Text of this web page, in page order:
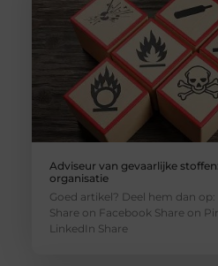
Adviseur van gevaarlijke
organisatie
Goed artikel? Deel hem dan
Share on Facebook Share on
LinkedIn Share